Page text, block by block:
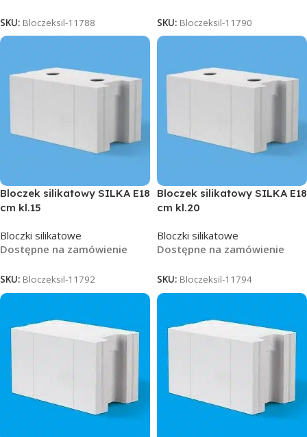
SKU: Bloczeksil-11788 SKU: Bloczeksil-11790
Bloczek silikatowy SILKA E18
cm kl.15
Bloczki silikatowe
Dostępne na zamówienie
SKU: Bloczeksil-11792
Bloczek silikatowy SILKA E18
cm kl.20
Bloczki silikatowe
Dostępne na zamówienie
SKU: Bloczeksil-11794